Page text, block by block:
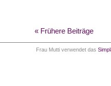
« Frühere Beiträge
Frau Mutti verwendet das